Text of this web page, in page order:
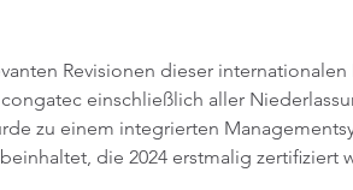
Revisionen dieser
einschließlich aller
zu einem integrierten
die 2024 erstmalig zertifiziert